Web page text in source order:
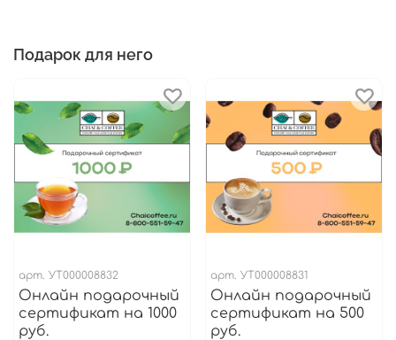
Подарок для него
арт. УТ000008832
Онлайн подарочный
сертификат на 1000
руб.
арт. УТ000008831
Онлайн подарочный
сертификат на 500
руб.